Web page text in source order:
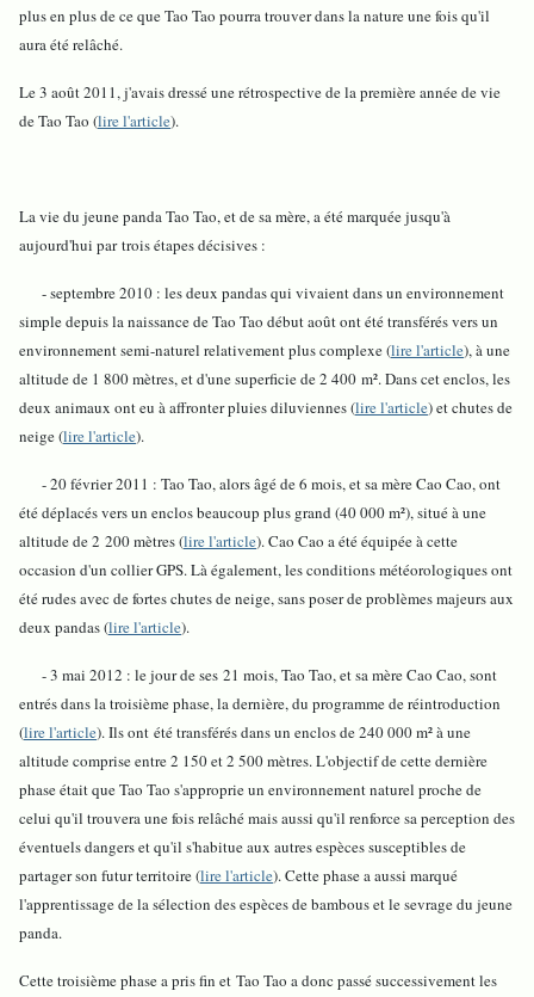
plus en plus de ce que Tao Tao pourra trouver dans la nature une fois qu'il
aura été relâché.
Le 3 août 2011, j'avais dressé une rétrospective de la première année de vie
de Tao Tao (lire l'article).
La vie du jeune panda Tao Tao, et de sa mère, a été marquée jusqu'à
aujourd'hui par trois étapes décisives :
- septembre 2010 : les deux pandas qui vivaient dans un environnement
simple depuis la naissance de Tao Tao début août ont été transférés vers un
environnement semi-naturel relativement plus complexe (lire l'article), à une
altitude de 1 800 mètres, et d'une superficie de 2 400 m². Dans cet enclos, les
deux animaux ont eu à affronter pluies diluviennes (lire l'article) et chutes de
neige (lire l'article).
- 20 février 2011 : Tao Tao, alors âgé de 6 mois, et sa mère Cao Cao, ont
été déplacés vers un enclos beaucoup plus grand (40 000 m²), situé à une
altitude de 2 200 mètres (lire l'article). Cao Cao a été équipée à cette
occasion d'un collier GPS. Là également, les conditions météorologiques ont
été rudes avec de fortes chutes de neige, sans poser de problèmes majeurs aux
deux pandas (lire l'article).
- 3 mai 2012 : le jour de ses 21 mois, Tao Tao, et sa mère Cao Cao, sont
entrés dans la troisième phase, la dernière, du programme de réintroduction
(lire l'article). Ils ont été transférés dans un enclos de 240 000 m² à une
altitude comprise entre 2 150 et 2 500 mètres. L'objectif de cette dernière
phase était que Tao Tao s'approprie un environnement naturel proche de
celui qu'il trouvera une fois relâché mais aussi qu'il renforce sa perception des
éventuels dangers et qu'il s'habitue aux autres espèces susceptibles de
partager son futur territoire (lire l'article). Cette phase a aussi marqué
l'apprentissage de la sélection des espèces de bambous et le sevrage du jeune
panda.
Cette troisième phase a pris fin et Tao Tao a donc passé successivement les